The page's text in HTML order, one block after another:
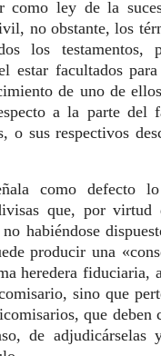
como ley de la
no obstante, los
los testamentos,
estar facultados
de uno de
a la parte del
o sus respectivos
como defecto
que, por virtud
habiéndose
producir una
heredera fiduciaria,
sino que
que deben
de